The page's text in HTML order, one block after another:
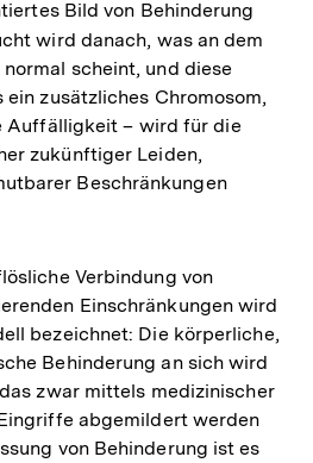
Bild von Behinderung
wird danach, was an dem
scheint, und diese
zusätzliches Chromosom,
Auffälligkeit – wird für die
zukünftiger Leiden,
Beschränkungen
Verbindung von
Einschränkungen wird
bezeichnet: Die körperliche,
Behinderung an sich wird
zwar mittels medizinischer
abgemildert werden
von Behinderung ist es